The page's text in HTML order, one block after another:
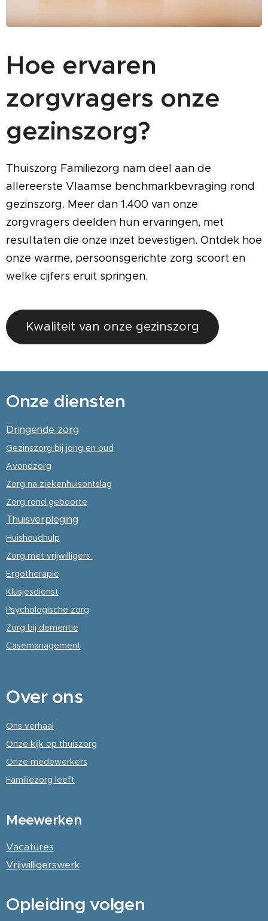
Hoe ervaren
zorgvragers onze
gezinszorg?
Thuiszorg Familiezorg nam deel aan de
allereerste Vlaamse benchmarkbevraging rond
gezinszorg. Meer dan 1.400 van onze
zorgvragers deelden hun ervaringen, met
resultaten die onze inzet bevestigen. Ontdek hoe
onze warme, persoonsgerichte zorg scoort en
welke cijfers eruit springen.
Kwaliteit van onze gezinszorg
Onze diensten
Dringende zorg
Gezinszorg bij jong en oud
Avondzorg
Zorg na ziekenhuisontslag
Zorg rond geboorte
Thuisverpleging
Huishoudhulp
Zorg met vrijwilligers
Ergotherapie
Klusjesdienst
Psychologische zorg
Zorg bij dementie
Casemanagement
Over ons
Ons verhaal
Onze kijk op thuiszorg
Onze medewerkers
Familiezorg leeft
Meewerken
Vacatures
Vrijwilligerswerk
Opleiding volgen